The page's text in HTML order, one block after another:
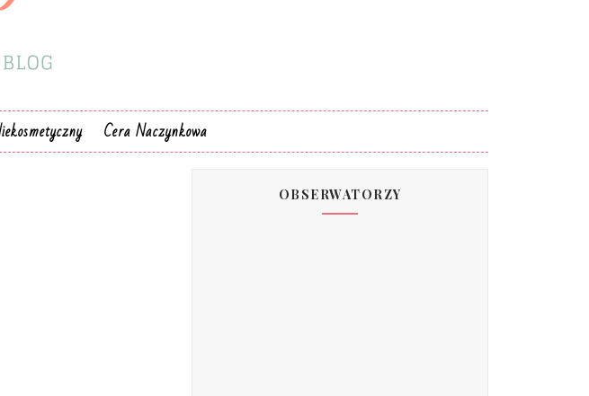
Cera Naczynkowa
OBSERWATORZY